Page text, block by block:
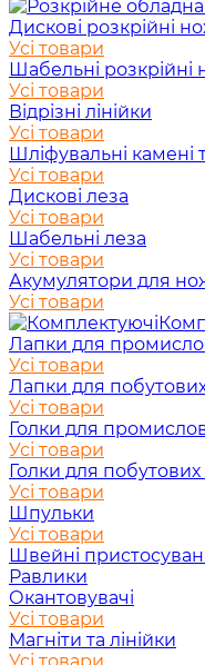
Дискові розкрійні
Усі товари
Шабельні розкрійні
Усі товари
Відрізні лінійки
Усі товари
Шліфувальні камені
Усі товари
Дискові леза
Усі товари
Шабельні леза
Усі товари
Акумулятори для
Усі товари
Лапки для
Усі товари
Лапки для
Усі товари
Голки для
Усі товари
Голки для
Усі товари
Шпульки
Усі товари
Швейні
Равлики
Окантовувачі
Усі товари
Магніти та лінійки